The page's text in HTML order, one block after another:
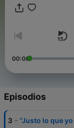
00:00
Episodios
3 - “Justo lo que